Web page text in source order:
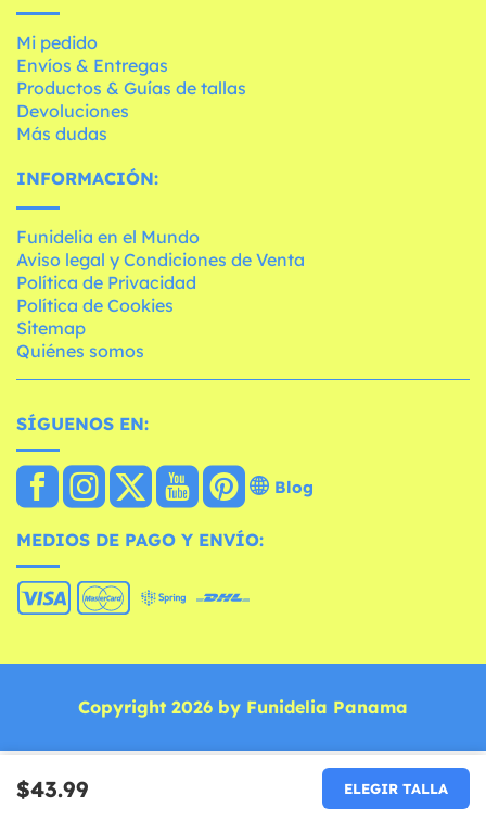
$43.99 ELEGIR TALLA
Mi pedido
Envíos & Entregas
Productos & Guías de tallas
Devoluciones
Más dudas
INFORMACIÓN:
Funidelia en el Mundo
Aviso legal y Condiciones de Venta
Política de Privacidad
Política de Cookies
Sitemap
Quiénes somos
SÍGUENOS EN:
Blog
MEDIOS DE PAGO Y ENVÍO:
Copyright 2026 by Funidelia Panama